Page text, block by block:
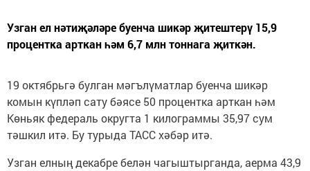
Узган ел нәтиҗәләре буенча шикәр җитештерү 15,9
процентка арткан һәм 6,7 млн тоннага җиткән.
19 октябрьгә булган мәгълүматлар буенча шикәр
комын күпләп сату бәясе 50 процентка арткан һәм
Көньяк федераль округта 1 килограммы 35,97 сум
тәшкил итә. Бу турыда ТАСС хәбәр итә.
Узган елның декабре белән чагыштырганда, аерма 43,9